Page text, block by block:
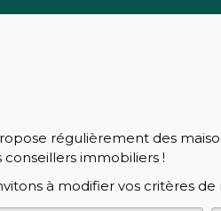
régulièrement des
immobiliers !
à modifier vos critères